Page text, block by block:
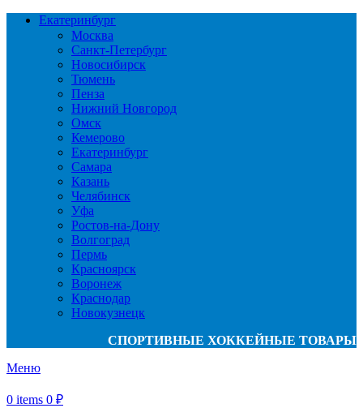
Екатеринбург
Москва
Санкт-Петербург
Новосибирск
Тюмень
Пенза
Нижний Новгород
Омск
Кемерово
Екатеринбург
Самара
Казань
Челябинск
Уфа
Ростов-на-Дону
Волгоград
Пермь
Красноярск
Воронеж
Краснодар
Новокузнецк
СПОРТИВНЫЕ ХОККЕЙНЫЕ ТОВАРЫ
Меню
0 items 0 ₽